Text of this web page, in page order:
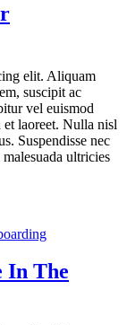
elit. Aliquam
suscipit ac
vel euismod
laoreet. Nulla nisl
Suspendisse nec
ultricies
In The